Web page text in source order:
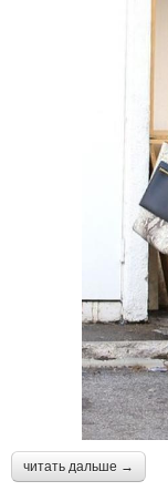
читать дальше →